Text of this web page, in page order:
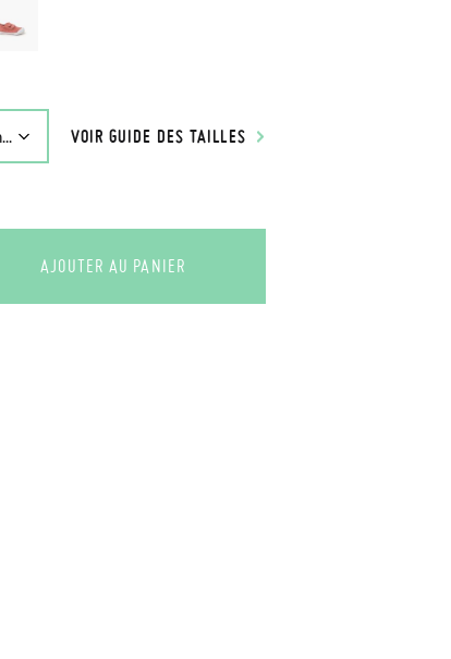
VOIR GUIDE DES TAILLES
AJOUTER AU PANIER